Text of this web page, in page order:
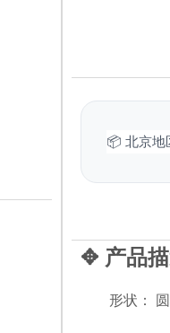
📦 北京地
✥ 产品
形状：